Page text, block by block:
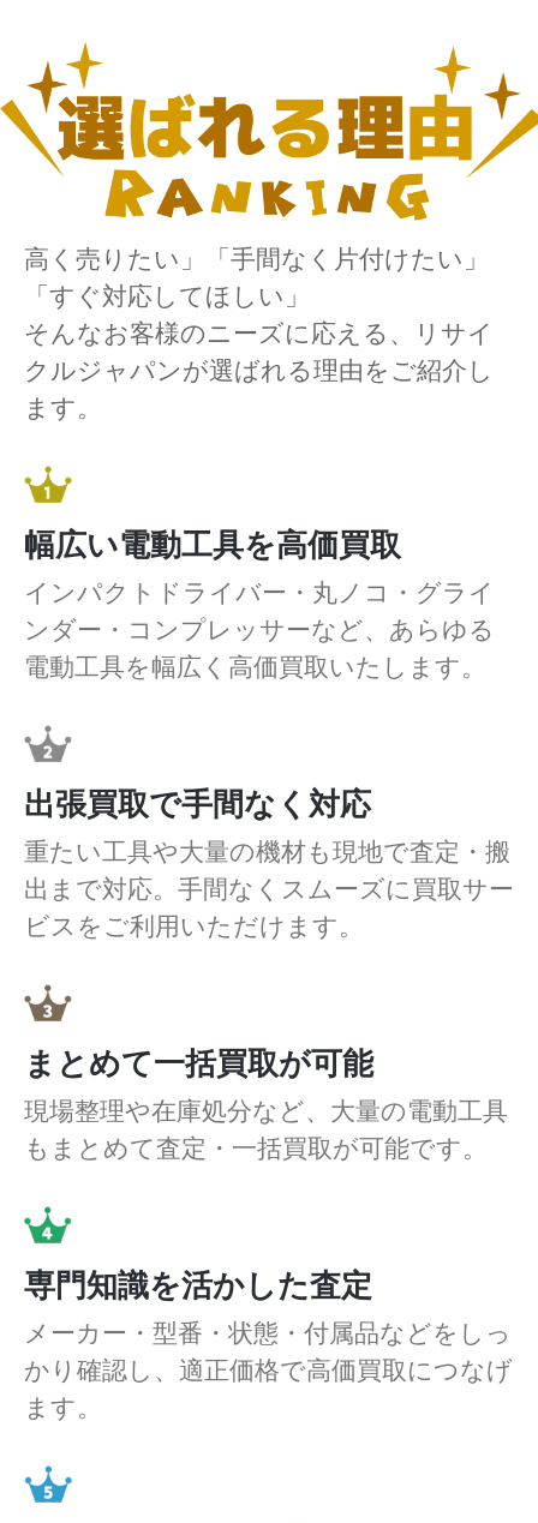
高く売りたい」「手間なく片付けたい」
「すぐ対応してほしい」
そんなお客様のニーズに応える、リサイ
クルジャパンが選ばれる理由をご紹介し
ます。
幅広い電動工具を高価買取
インパクトドライバー・丸ノコ・グライ
ンダー・コンプレッサーなど、あらゆる
電動工具を幅広く高価買取いたします。
出張買取で手間なく対応
重たい工具や大量の機材も現地で査定・搬
出まで対応。手間なくスムーズに買取サー
ビスをご利用いただけます。
まとめて一括買取が可能
現場整理や在庫処分など、大量の電動工具
もまとめて査定・一括買取が可能です。
専門知識を活かした査定
メーカー・型番・状態・付属品などをしっ
かり確認し、適正価格で高価買取につなげ
ます。